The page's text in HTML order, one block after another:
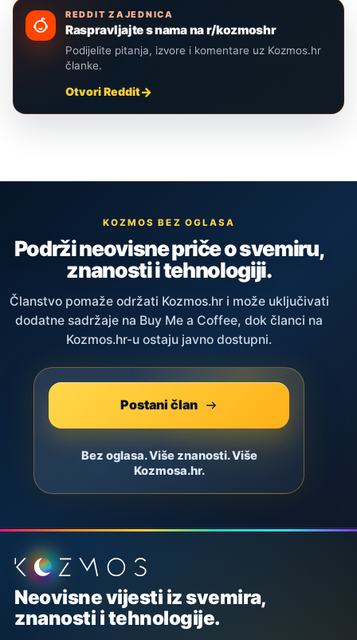
REDDIT ZAJEDNICA
Raspravljajte s nama na r/kozmoshr
Podijelite pitanja, izvore i komentare uz Kozmos.hr
članke.
Otvori Reddit
KOZMOS BEZ OGLASA
Podrži neovisne priče o svemiru,
znanosti i tehnologiji.
Članstvo pomaže održati Kozmos.hr i može uključivati
dodatne sadržaje na Buy Me a Coffee, dok članci na
Kozmos.hr-u ostaju javno dostupni.
Postani član
Bez oglasa. Više znanosti. Više
Kozmosa.hr.
Podnožje stranice
Neovisne vijesti iz svemira,
znanosti i tehnologije.